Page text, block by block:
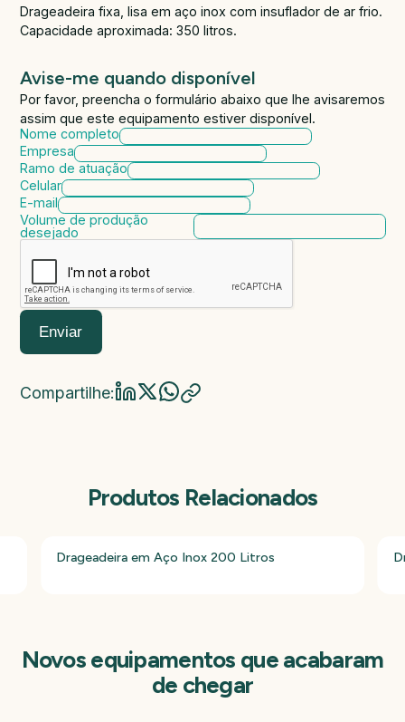
Drageadeira fixa, lisa em aço inox com insuflador de ar frio.
Capacidade aproximada: 350 litros.
Avise-me quando disponível
Por favor, preencha o formulário abaixo que lhe avisaremos
assim que este equipamento estiver disponível.
Nome completo
Empresa
Ramo de atuação
Celular
E-mail
Volume de produção
desejado
Enviar
Compartilhe:
Produtos Relacionados
Drageadeira em Aço Inox 200 Litros
Novos equipamentos que acabaram
de chegar